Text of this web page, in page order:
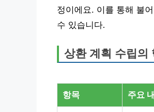
정이에요. 이를 통해 불
수 있습니다.
상환 계획 수립의
항목 주요